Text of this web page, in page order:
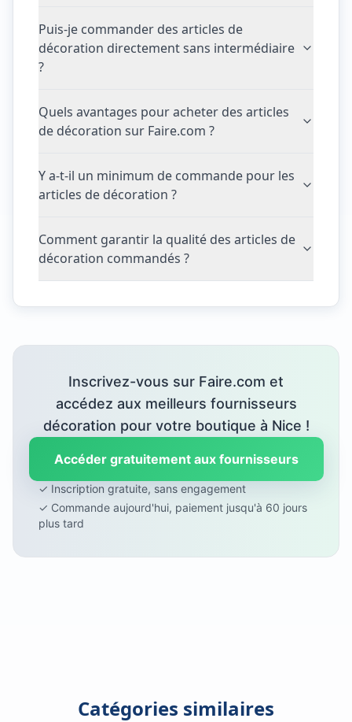
Puis-je commander des articles de
décoration directement sans intermédiaire
?
Quels avantages pour acheter des articles
de décoration sur Faire.com ?
Y a-t-il un minimum de commande pour les
articles de décoration ?
Comment garantir la qualité des articles de
décoration commandés ?
Inscrivez-vous sur Faire.com et
accédez aux meilleurs fournisseurs
décoration pour votre boutique à Nice !
Accéder gratuitement aux fournisseurs
✓ Inscription gratuite, sans engagement
✓ Commande aujourd'hui, paiement jusqu'à 60 jours
plus tard
Catégories similaires